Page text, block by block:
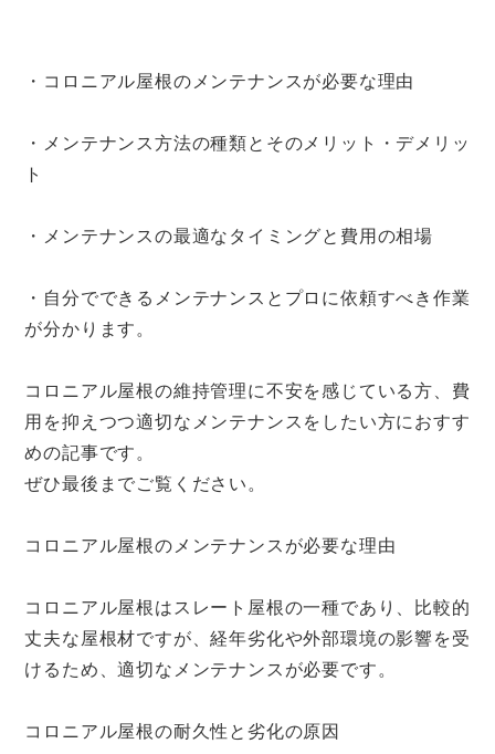
・コロニアル屋根のメンテナンスが必要な理由
・メンテナンス方法の種類とそのメリット・デメリッ
ト
・メンテナンスの最適なタイミングと費用の相場
・自分でできるメンテナンスとプロに依頼すべき作業
が分かります。
コロニアル屋根の維持管理に不安を感じている方、費
用を抑えつつ適切なメンテナンスをしたい方におすす
めの記事です。
ぜひ最後までご覧ください。
コロニアル屋根のメンテナンスが必要な理由
コロニアル屋根はスレート屋根の一種であり、比較的
丈夫な屋根材ですが、経年劣化や外部環境の影響を受
けるため、適切なメンテナンスが必要です。
コロニアル屋根の耐久性と劣化の原因